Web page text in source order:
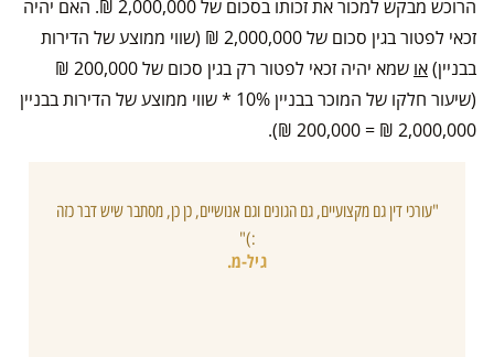
הרוכש מבקש למכור את זכותו בסכום של 2,000,000 ₪. האם יהיה
זכאי לפטור בגין סכום של 2,000,000 ₪ (שווי ממוצע של הדירות
בבניין)או
שמא יהיה זכאי לפטור רק בגין סכום של 200,000 ₪
(שיעור חלקו של המוכר בבניין 10% * שווי ממוצע של הדירות בבניין
2,000,000 ₪ = 200,000 ₪).
"עורכי דין גם מקצועיים, גם הגונים וגם אנושיים, כן כן, מסתבר שיש דבר כזה
:)"
גיל-מ.